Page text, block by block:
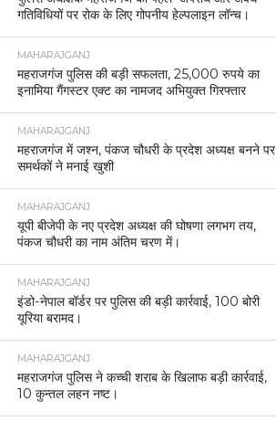
गतिविधियों पर रोक के लिए गोपनीय हेल्पलाइन लॉन्च।
MAHARAJGANJ
महराजगंज पुलिस की बड़ी सफलता, 25,000 रुपये का
इनामिया गैंगस्टर एक्ट का नामजद अभियुक्त गिरफ्तार
MAHARAJGANJ
महराजगंज में जश्न, पंकज चौधरी के प्रदेश अध्यक्ष बनने पर
समर्थकों ने मनाई खुशी
MAHARAJGANJ
यूपी बीजेपी के नए प्रदेश अध्यक्ष की घोषणा लगभग तय,
पंकज चौधरी का नाम अंतिम चरण में।
MAHARAJGANJ
इंडो-नेपाल बॉर्डर पर पुलिस की बड़ी कार्रवाई, 100 बोरी
यूरिया बरामद।
MAHARAJGANJ
महराजगंज पुलिस ने कच्ची शराब के खिलाफ बड़ी कार्रवाई,
10 कुन्तल लहन नष्ट।